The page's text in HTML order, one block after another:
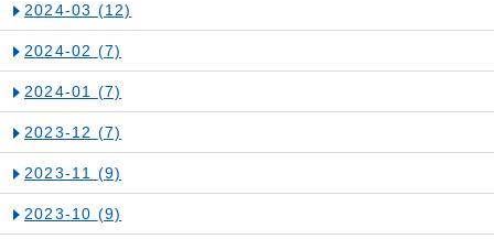
2024-03 (12)
2024-02 (7)
2024-01 (7)
2023-12 (7)
2023-11 (9)
2023-10 (9)